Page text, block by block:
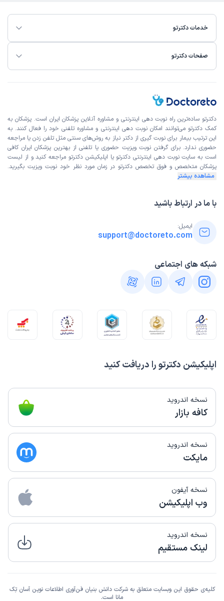
خدمات دکترتو
صفحات دکترتو
اپلیکیشن دکترتو را دریافت کنید
نسخه اندروید
کافه بازار
نسخه اندروید
مایکت
نسخه آیفون
وب اپلیکیشن
نسخه اندروید
لینک مستقیم
دکترتو ساده‌ترین راه نوبت‌ دهی اینترنتی و مشاوره آنلاین پزشکان ایران است. پزشکان به
کمک دکترتو می‌توانند امکان نوبت دهی اینترنتی و مشاوره تلفنی خود را فعال کنند. به
این ترتیب بیمار برای نوبت گیری از دکتر نیاز به روش‌های سنتی مثل تلفن زدن یا مراجعه
حضوری ندارد. برای گرفتن نوبت ویزیت حضوری یا تلفنی از بهترین پزشکان ایران کافی
است به سایت نوبت دهی اینترنتی دکترتو یا اپلیکیشن دکترتو مراجعه کنید و از لیست
پزشکان متخصص و فوق تخصص دکترتو در زمان مورد نظر خود نوبت ویزیت بگیرید.
مشاهده بیشتر
با ما در ارتباط باشید
ایمیل:
support@doctoreto.com
شبکه های اجتماعی
کلیه‌ی حقوق این وبسایت متعلق به شرکت دانش بنیان فن‌آوری اطلاعات نوین آسان تِک
مانا است.